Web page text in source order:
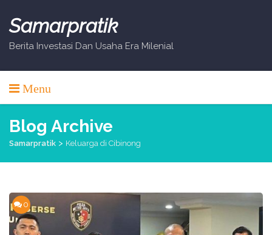
content
Samarpratik
Berita Investasi Dan Usaha Era Milenial
Menu
Blog Archive
Samarpratik > Keluarga di Cibinong
0